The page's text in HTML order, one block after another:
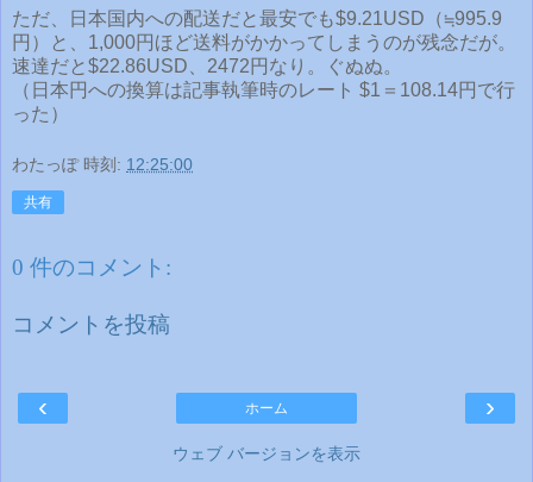
ただ、日本国内への配送だと最安でも$9.21USD（≒995.9
円）と、1,000円ほど送料がかかってしまうのが残念だが。
速達だと$22.86USD、2472円なり。ぐぬぬ。
（日本円への換算は記事執筆時のレート $1＝108.14円で行
った）
わたっぽ 時刻: 12:25:00
共有
0 件のコメント:
コメントを投稿
‹ ›
ホーム
ウェブ バージョンを表示